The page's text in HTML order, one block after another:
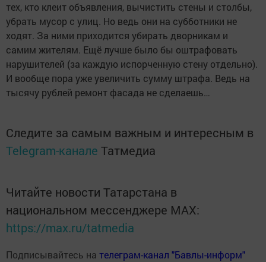
тех, кто клеит объявления, вычистить стены и столбы,
убрать мусор с улиц. Но ведь они на субботники не
ходят. За ними приходится убирать дворникам и
самим жителям. Ещё лучше было бы оштрафовать
нарушителей (за каждую испорченную стену отдельно).
И вообще пора уже увеличить сумму штрафа. Ведь на
тысячу рублей ремонт фасада не сделаешь…
Следите за самым важным и интересным в
Telegram-канале Татмедиа
Читайте новости Татарстана в
национальном мессенджере MАХ:
https://max.ru/tatmedia
Подписывайтесь на телеграм-канал "Бавлы-информ"